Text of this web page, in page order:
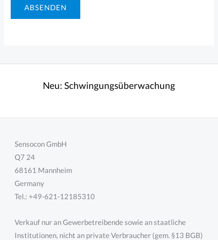
r
i
h
ABSENDEN
Neu: Schwingungsüberwachung
Sensocon GmbH
Q7 24
68161 Mannheim
Germany
Tel.: +49-621-12185310
Verkauf nur an Gewerbetreibende sowie an staatliche
Institutionen, nicht an private Verbraucher (gem. §13 BGB)